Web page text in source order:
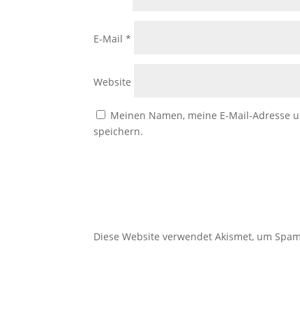
E-Mail*
Website
Meinen Namen, meine E-Mail-Adresse
speichern.
Diese Website verwendet Akismet, um